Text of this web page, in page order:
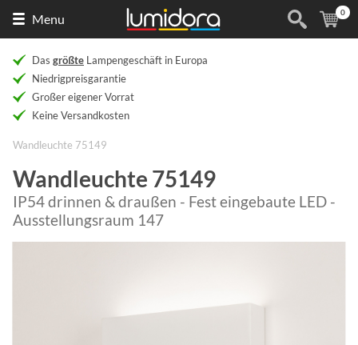
Menu (
0
Das größte Lampengeschäft in Europa
Niedrigpreisgarantie
Großer eigener Vorrat
Keine Versandkosten
Wandleuchte 75149
Wandleuchte 75149
IP54 drinnen & draußen - Fest eingebaute LED -
Ausstellungsraum 147